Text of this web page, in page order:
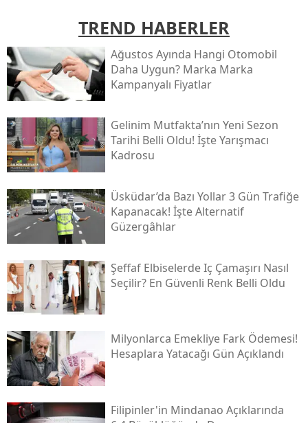
TREND HABERLER
Ağustos Ayında Hangi Otomobil
Daha Uygun? Marka Marka
Kampanyalı Fiyatlar
Gelinim Mutfakta’nın Yeni Sezon
Tarihi Belli Oldu! İşte Yarışmacı
Kadrosu
Üsküdar’da Bazı Yollar 3 Gün Trafiğe
Kapanacak! İşte Alternatif
Güzergâhlar
Şeffaf Elbiselerde Iç Çamaşırı Nasıl
Seçilir? En Güvenli Renk Belli Oldu
Milyonlarca Emekliye Fark Ödemesi!
Hesaplara Yatacağı Gün Açıklandı
Filipinler'in Mindanao Açıklarında